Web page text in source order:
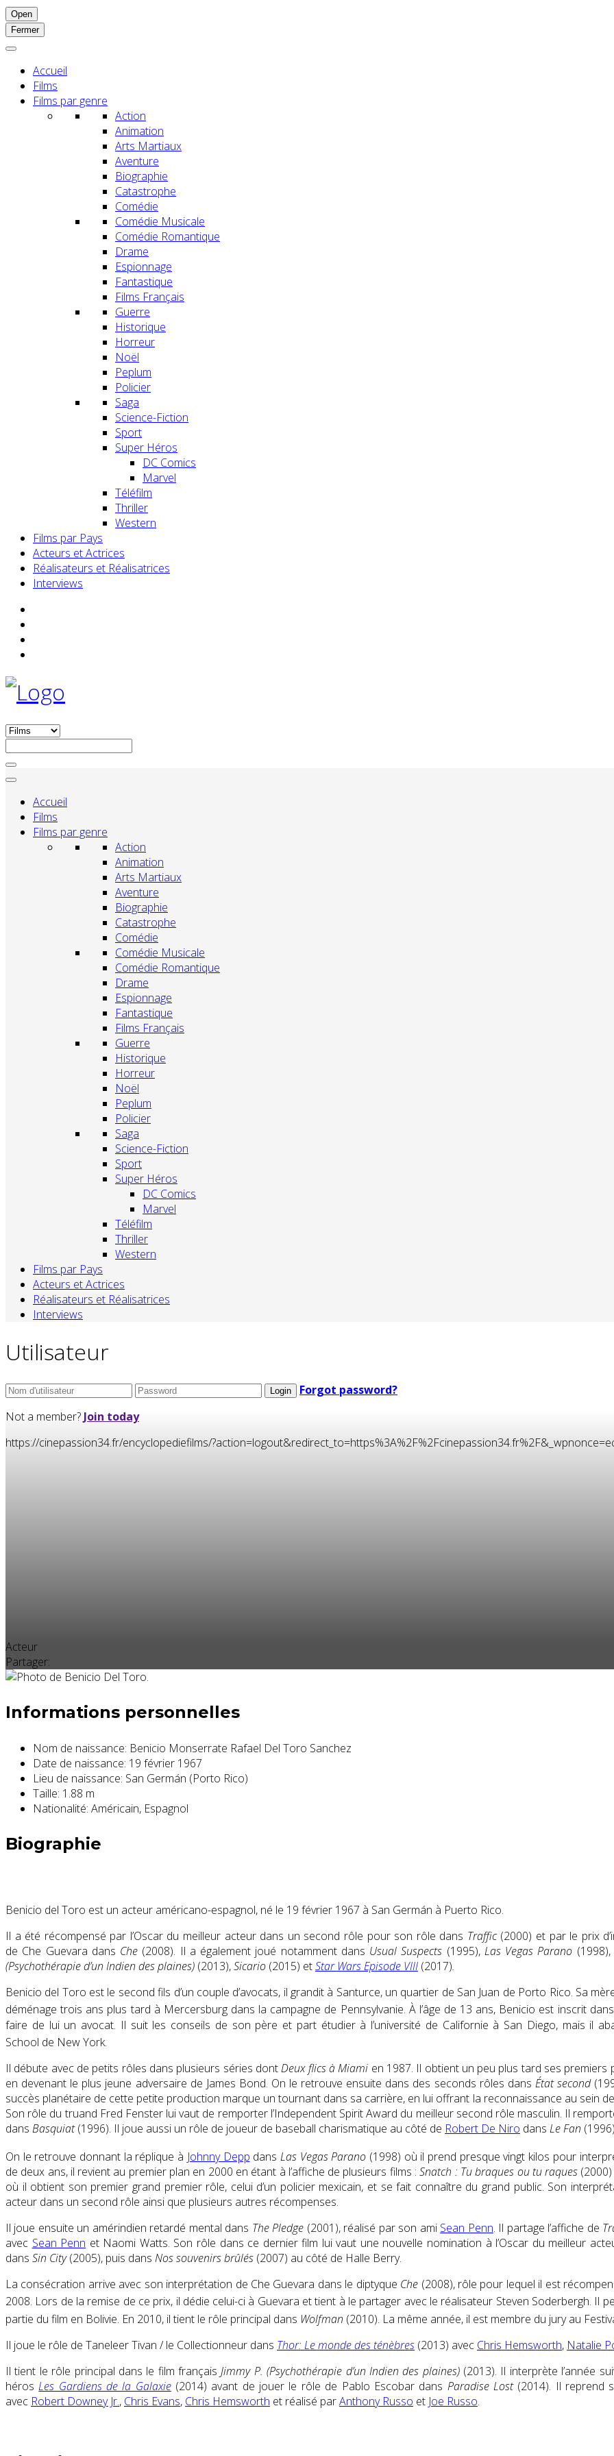
Open
Fermer
Accueil
Films
Films par genre
Action
Animation
Arts Martiaux
Aventure
Biographie
Catastrophe
Comédie
Comédie Musicale
Comédie Romantique
Drame
Espionnage
Fantastique
Films Français
Guerre
Historique
Horreur
Noël
Peplum
Policier
Saga
Science-Fiction
Sport
Super Héros
DC Comics
Marvel
Téléfilm
Thriller
Western
Films par Pays
Acteurs et Actrices
Réalisateurs et Réalisatrices
Interviews
Accueil
Films
Films par genre
Action
Animation
Arts Martiaux
Aventure
Biographie
Catastrophe
Comédie
Comédie Musicale
Comédie Romantique
Drame
Espionnage
Fantastique
Films Français
Guerre
Historique
Horreur
Noël
Peplum
Policier
Saga
Science-Fiction
Sport
Super Héros
DC Comics
Marvel
Téléfilm
Thriller
Western
Films par Pays
Acteurs et Actrices
Réalisateurs et Réalisatrices
Interviews
Utilisateur
Forgot password?
Not a member? Join today
https://cinepassion34.fr/encyclopediefilms/
Acteur
Partager:
Informations personnelles
Nom de naissance: Benicio Monserrate Rafael Del Toro Sanchez
Date de naissance: 19 février 1967
Lieu de naissance: San Germán (Porto Rico)
Taille: 1.88 m
Nationalité: Américain, Espagnol
Biographie
Benicio del Toro est un acteur américano-espagnol, né le 19 février 1967 à San Germán à Puerto Rico.
Il a été récompensé par l’Oscar du meilleur acteur dans un second rôle pour son rôle dans Traffic(2000) et par le prix
de Che Guevara dans Che (2008). Il a également joué notamment dans Usual Suspects (1995), Las Vegas Parano (1998),
(Psychothérapie d’un Indien des plaines) (2013),Sicario (2015) etStar Wars Episode VIII (2017).
Benicio del Toro est le second fils d’un couple d’avocats, il grandit à Santurce, un quartier de San Juan de Porto Rico. Sa
déménage trois ans plus tard à Mercersburg dans la campagne de Pennsylvanie. À l’âge de 13 ans, Benicio est inscrit
faire de lui un avocat. Il suit les conseils de son père et part étudier à l’université de Californie à San Diego, mais il
School de New York.
Il débute avec de petits rôles dans plusieurs séries dontDeux flics à Miami en 1987. Il obtient un peu plus tard ses
en devenant le plus jeune adversaire de James Bond. On le retrouve ensuite dans des seconds rôles dans État second
succès planétaire de cette petite production marque un tournant dans sa carrière, en lui offrant la reconnaissance au sein
Son rôle du truand Fred Fenster lui vaut de remporter l’Independent Spirit Award du meilleur second rôle masculin. Il
dans Basquiat(1996). Il joue aussi un rôle de joueur de baseball charismatique au côté de Robert De Niro dans Le Fan
On le retrouve donnant la réplique à Johnny Depp dans Las Vegas Parano (1998) où il prend presque vingt kilos pour
de deux ans, il revient au premier plan en 2000 en étant à l’affiche de plusieurs films :Snatch : Tu braques ou tu raques
où il obtient son premier grand premier rôle, celui d’un policier mexicain, et se fait connaître du grand public. Son
acteur dans un second rôle ainsi que plusieurs autres récompenses.
Il joue ensuite un amérindien retardé mental dans The Pledge (2001), réalisé par son ami Sean Penn. Il partage l’affiche de
avec Sean Penn et Naomi Watts. Son rôle dans ce dernier film lui vaut une nouvelle nomination à l’Oscar du meilleur
dans Sin City(2005), puis dans Nos souvenirs brûlés (2007) au côté de Halle Berry.
La consécration arrive avec son interprétation de Che Guevara dans le diptyque Che (2008), rôle pour lequel il est
2008. Lors de la remise de ce prix, il dédie celui-ci à Guevara et tient à le partager avec le réalisateur Steven Soderbergh. Il
partie du film en Bolivie. En 2010, il tient le rôle principal dans Wolfman (2010). La même année, il est membre du jury au
Il joue le rôle de Taneleer Tivan / le Collectionneur dans Thor: Le monde des ténèbres (2013) avec Chris Hemsworth, Natalie
Il tient le rôle principal dans le film françaisJimmy P. (Psychothérapie d’un Indien des plaines) (2013). Il interprète l’année
hérosLes Gardiens de la Galaxie(2014) avant de jouer le rôle de Pablo Escobar dans Paradise Lost (2014). Il reprend
avec Robert Downey Jr., Chris Evans, Chris Hemsworth et réalisé parAnthony Russo et Joe Russo.